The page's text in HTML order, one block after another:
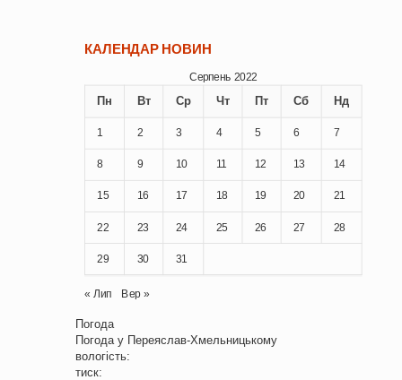
КАЛЕНДАР НОВИН
Серпень 2022
Пн Вт Ср Чт Пт Сб Нд
1 2 3 4 5 6 7
8 9 10 11 12 13 14
15 16 17 18 19 20 21
22 23 24 25 26 27 28
29 30 31
« Лип Вер »
Погода
Погода у Переяслав-Хмельницькому
вологість:
тиск: